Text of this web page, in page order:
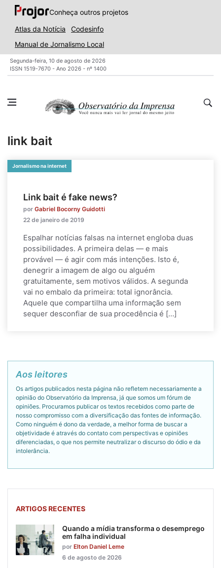
Conheça outros projetos
Atlas da Notícia
Codesinfo
Manual de Jornalismo Local
Segunda-feira, 10 de agosto de 2026
ISSN 1519-7670 - Ano 2026 - nº 1400
link bait
Jornalismo na internet
Link bait é fake news?
por Gabriel Bocorny Guidotti
22 de janeiro de 2019
Espalhar notícias falsas na internet engloba duas
possibilidades. A primeira delas — e mais
provável — é agir com más intenções. Isto é,
denegrir a imagem de algo ou alguém
gratuitamente, sem motivos válidos. A segunda
vai no embalo da primeira: total ignorância.
Aquele que compartilha uma informação sem
sequer desconfiar de sua procedência é […]
Aos leitores
Os artigos publicados nesta página não refletem necessariamente a
opinião do Observatório da Imprensa, já que somos um fórum de
opiniões. Procuramos publicar os textos recebidos como parte de
nosso compromisso com a diversificação das fontes de informação.
Como ninguém é dono da verdade, a melhor forma de buscar a
objetividade é através do contato com perspectivas e opiniões
diferenciadas, o que nos permite neutralizar o discurso do ódio e da
intolerância.
ARTIGOS RECENTES
Quando a mídia transforma o desemprego
em falha individual
por Elton Daniel Leme
6 de agosto de 2026